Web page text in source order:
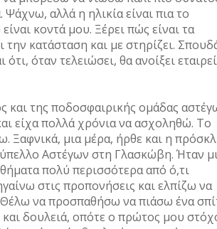
αλλά η ηλικία είναι πια το
κοντά µου. Ξέρει πώς είναι τα
κατάσταση και µε στηρίζει.
όταν τελειώσει, θα ανοίξει
και της ποδοσφαιρικής οµάδας
είχα πολλά χρόνια να ασχοληθώ. Το
Ξαφνικά, µια µέρα, ήρθε και η
Αστέγων στη Γλασκώβη. Ήταν
πολύ περισσότερα από ό,τι
στις προπονήσεις και ελπίζω να
να προσπαθήσω να πιάσω ένα
και δουλειά, οπότε ο πρώτος µου